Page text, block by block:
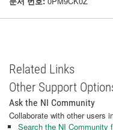
Related Links
Other Support
Ask the NI Community
Collaborate with other users
Search the NI Community